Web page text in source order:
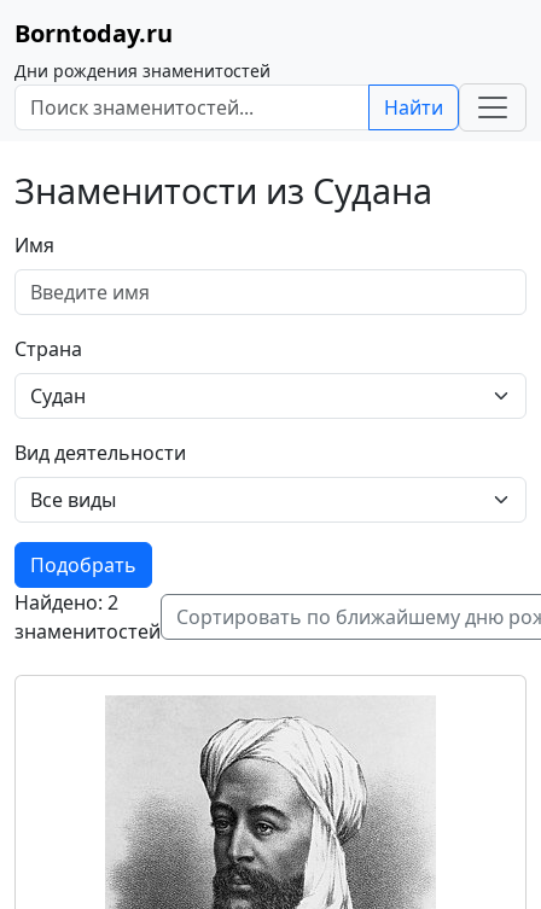
Borntoday.ru
Дни рождения знаменитостей
Найти
Знаменитости из Судана
Имя
Страна
Вид деятельности
Подобрать
Найдено: 2
знаменитостей
Сортировать по ближайшему дню